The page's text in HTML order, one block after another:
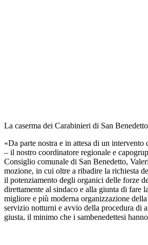
La caserma dei Carabinieri di San Benedetto
«Da parte nostra e in attesa di un
– il nostro coordinatore regionale e
Consiglio comunale di San Benedetto,
mozione, in cui oltre a ribadire la richiesta
il potenziamento degli organici delle forze
direttamente al sindaco e alla giunta di fare
migliore e più moderna organizzazione
servizio notturni e avvio della procedura di
giusta, il minimo che i sambenedettesi